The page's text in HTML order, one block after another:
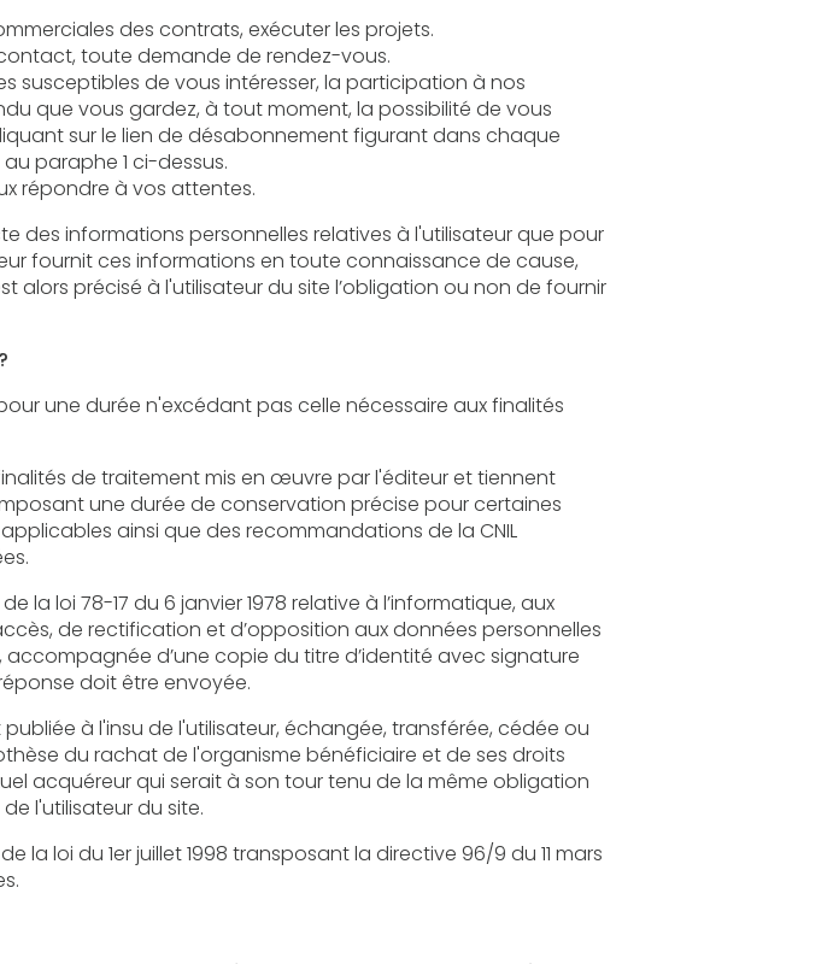
Permettre l’exécution et la gestion administratives et commerciales des contrats, exécuter les projets.
toute demande de rendez-vous.
de vous intéresser, la participation à nos
à tout moment, la possibilité de vous
de désabonnement figurant dans chaque
paraphe 1 ci-dessus.
répondre à vos attentes.
relatives à l'utilisateur que pour
de cause,
de fournir
pas celle nécessaire aux finalités
mis en œuvre par l'éditeur et tiennent
précise pour certaines
de la CNIL
1978 relative à l’informatique, aux
personnelles
l’adresse à laquelle la réponse doit être envoyée.
échangée, transférée, cédée ou
bénéficiaire et de ses droits
la même obligation
de conservation et de modification des données vis-à-vis de l'utilisateur du site.
1998 transposant la directive 96/9 du 11 mars